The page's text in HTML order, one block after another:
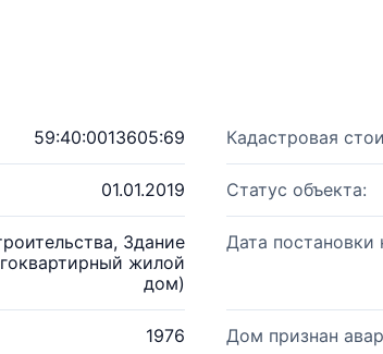
59:40:0013605:69 Кадастровая
01.01.2019 Статус объекта:
Здание
жилой
дом)
Дата постановки
1976 Дом признан